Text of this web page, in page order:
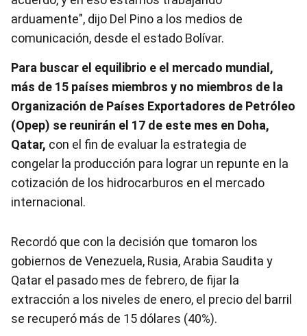
arduamente", dijo Del Pino a los medios de
comunicación, desde el estado Bolívar.
Para buscar el equilibrio e el mercado mundial,
más de 15 países miembros y no miembros de la
Organización de Países Exportadores de Petróleo
(Opep) se reunirán el 17 de este mes en Doha,
Qatar, con el fin de evaluar la estrategia de
congelar la producción para lograr un repunte en la
cotización de los hidrocarburos en el mercado
internacional.
Recordó que con la decisión que tomaron los
gobiernos de Venezuela, Rusia, Arabia Saudita y
Qatar el pasado mes de febrero, de fijar la
extracción a los niveles de enero, el precio del barril
se recuperó más de 15 dólares (40%).